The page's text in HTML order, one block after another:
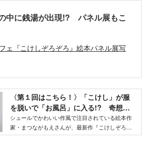
の中に銭湯が出現!? パネル展もこ
ェ『こけしぞろぞろ』絵本パネル展写
〈第１回はこちら！〉「こけし」が服
を脱いで「お風呂」に入る!? 奇想天
外な絵本『こけしぞろぞろ』の作者が
誕生秘話を明かしてくれた‐WEBげんき
シュールでかわいい作風で注目されている絵本作
家・まつながもえさんが、最新作『こけしぞろぞ